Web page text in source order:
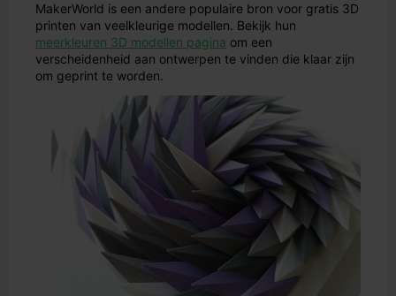
MakerWorld is een andere populaire bron voor gratis 3D
printen van veelkleurige modellen. Bekijk hun
meerkleuren 3D modellen pagina om een
verscheidenheid aan ontwerpen te vinden die klaar zijn
om geprint te worden.